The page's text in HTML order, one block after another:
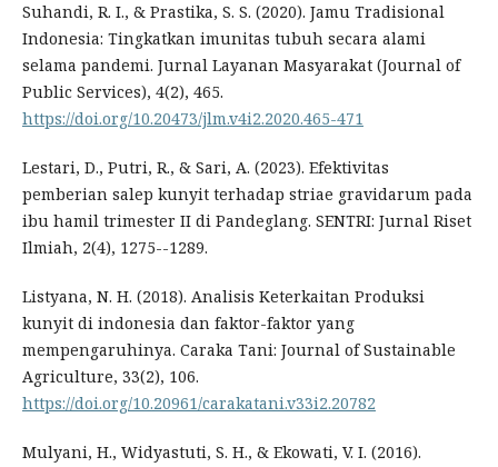
Suhandi, R. I., & Prastika, S. S. (2020). Jamu Tradisional
Indonesia: Tingkatkan imunitas tubuh secara alami
selama pandemi. Jurnal Layanan Masyarakat (Journal of
Public Services), 4(2), 465.
https://doi.org/10.20473/jlm.v4i2.2020.465-471
Lestari, D., Putri, R., & Sari, A. (2023). Efektivitas
pemberian salep kunyit terhadap striae gravidarum pada
ibu hamil trimester II di Pandeglang. SENTRI: Jurnal Riset
Ilmiah, 2(4), 1275--1289.
Listyana, N. H. (2018). Analisis Keterkaitan Produksi
kunyit di indonesia dan faktor-faktor yang
mempengaruhinya. Caraka Tani: Journal of Sustainable
Agriculture, 33(2), 106.
https://doi.org/10.20961/carakatani.v33i2.20782
Mulyani, H., Widyastuti, S. H., & Ekowati, V. I. (2016).